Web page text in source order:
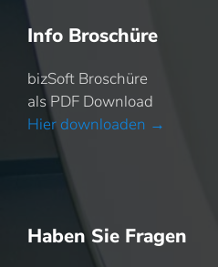
Info Broschüre
bizSoft Broschüre
als PDF Download
Hier downloaden →
Haben Sie Fragen